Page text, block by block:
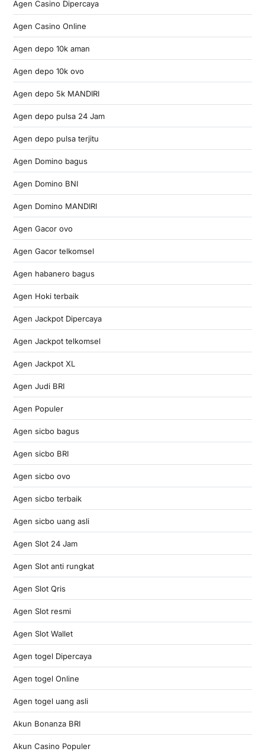
Agen Casino Dipercaya
Agen Casino Online
Agen depo 10k aman
Agen depo 10k ovo
Agen depo 5k MANDIRI
Agen depo pulsa 24 Jam
Agen depo pulsa terjitu
Agen Domino bagus
Agen Domino BNI
Agen Domino MANDIRI
Agen Gacor ovo
Agen Gacor telkomsel
Agen habanero bagus
Agen Hoki terbaik
Agen Jackpot Dipercaya
Agen Jackpot telkomsel
Agen Jackpot XL
Agen Judi BRI
Agen Populer
Agen sicbo bagus
Agen sicbo BRI
Agen sicbo ovo
Agen sicbo terbaik
Agen sicbo uang asli
Agen Slot 24 Jam
Agen Slot anti rungkat
Agen Slot Qris
Agen Slot resmi
Agen Slot Wallet
Agen togel Dipercaya
Agen togel Online
Agen togel uang asli
Akun Bonanza BRI
Akun Casino Populer